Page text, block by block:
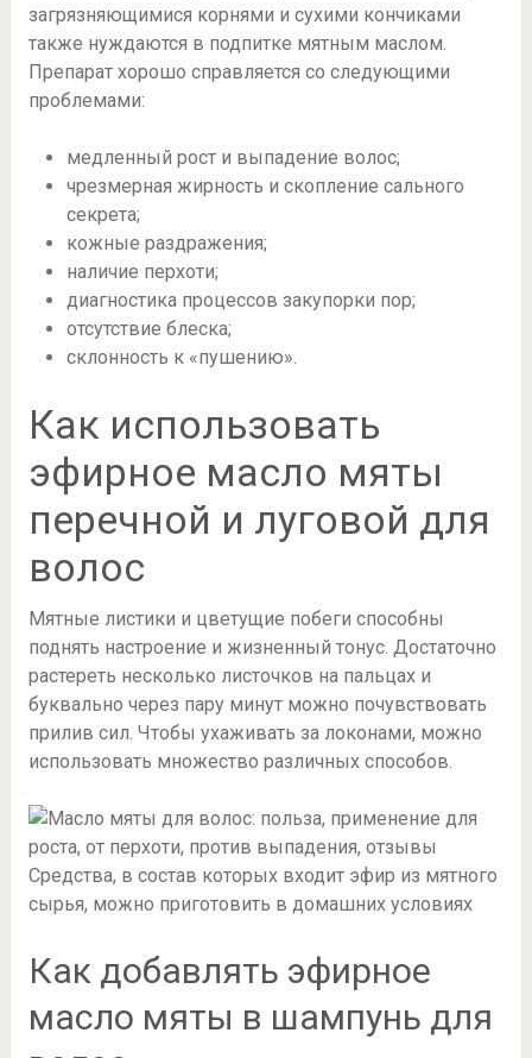
загрязняющимися корнями и сухими кончиками
также нуждаются в подпитке мятным маслом.
Препарат хорошо справляется со следующими
проблемами:
медленный рост и выпадение волос;
чрезмерная жирность и скопление сального
секрета;
кожные раздражения;
наличие перхоти;
диагностика процессов закупорки пор;
отсутствие блеска;
склонность к «пушению».
Как использовать
эфирное масло мяты
перечной и луговой для
волос
Мятные листики и цветущие побеги способны
поднять настроение и жизненный тонус. Достаточно
растереть несколько листочков на пальцах и
буквально через пару минут можно почувствовать
прилив сил. Чтобы ухаживать за локонами, можно
использовать множество различных способов.
Средства, в состав которых входит эфир из мятного
сырья, можно приготовить в домашних условиях
Как добавлять эфирное
масло мяты в шампунь для